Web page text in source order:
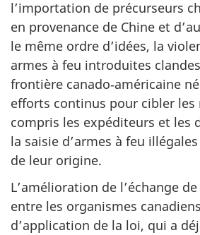
l’importation de précurseurs
en provenance de Chine et
le même ordre d’idées, la
armes à feu introduites
frontière canado‑américaine
efforts continus pour cibler les
compris les expéditeurs et les
la saisie d’armes à feu
de leur origine.
L’amélioration de l’échange
entre les organismes
d’application de la loi, qui a